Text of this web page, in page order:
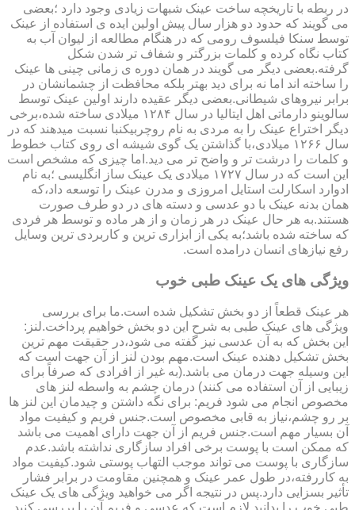
در ربطه با تاریخچه ساخت عینک شبهات زیادی وجود دارد ؛بعضی
می گویند که حدود دو هزار سال پیش اولین ایده ی استفاده از عینک
توسط سنکا فیلسوف رومی که در هنگام مطالعه از لیوان آب به
کتاب نگاه کرده و کلمات بزرگتر و شفاف تر شدن شکل
گرفته.بعضی دیگر می گویند در همان دوره ی زمانی چینی ها عینک
را ساخته اند اما نه برای دید بهتر بلکه محافظت از چشمانشان در
برابر نیروهای شیطانی.بعضی دیگر عقیده دارند اولین عینک توسط
سالوینو دارماتی اهل ایتالیا در سال ۱۲۸۴ میلادی ساخته شده،برخی
دیگر اختراع عینک را به مردی به نام روچربیکنبا نسبت میدهند که در
سال ۱۲۶۶ میلادی،با گذاشتن یک گوی شیشه ای روی کتاب خطوط
و کلمات را درشت تر و واضح تر می دید.اما چیزی که مشخص است
این است که در سال ۱۷۲۷ میلادی یک عینک ساز انگلیسی ؛به نام
ادوارد اسکارلت استایل امروزی و مدرن عینک را توسعه داد،که
همان بدنه عینک با دو عدسی و دسته های در دو طرف صورت
هستند.به هر حال عینک در هر زمان و از هر ماده و توسط هر فردی
که ساخته شده باشد؛به یکی از ابزاری ترین و کاربردی ترین وسایل
رفع نیازهای انسان درامده است.
ویژگی های یک عینک طبی خوب
هر عینک قطعاً از دو بخش تشکیل شده است.ما برای بررسی
ویژگی های عینک طبی به شرح این دو بخش خواهیم پرداخت.لنز:
این بخش که به آن عدسی نیز گفته می شود،در حقیقت مهم ترین
بخش تشکیل دهنده عینک است.مهم بودن لنز از آن جهت است که
این وسیله جهت درمان می باشد.(به غیر از افرادی که صرفاً برای
زیبایی از آن استفاده می کنند) درمان چشم به واسطه لنز های
مخصوص انجام می شود فریم: برای نگه داشتن و چیدمان این لنز ها
بر رو چشم،نیاز به قابی مخصوص است.جنس فریم و کیفیت مواد
آن بسیار مهم است.جنس فریم از آن جهت دارای اهمیت می باشد
که ممکن است با پوست برخی افراد سازگاری نداشته باشد.عدم
سازگاری با پوست می تواند موجب التهاب پوستی شود.کیفیت مواد
به کاررفته،در طول عمر عینک و همچنین مقاومت در برابر فشار
تأثیر بسزایی دارد.پس در نتیجه اگر می خواهید ویژگی های یک عینک